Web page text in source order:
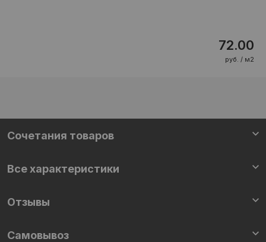
72.00
руб. / м2
Cочетания товаров
Все характеристики
Отзывы
Самовывоз